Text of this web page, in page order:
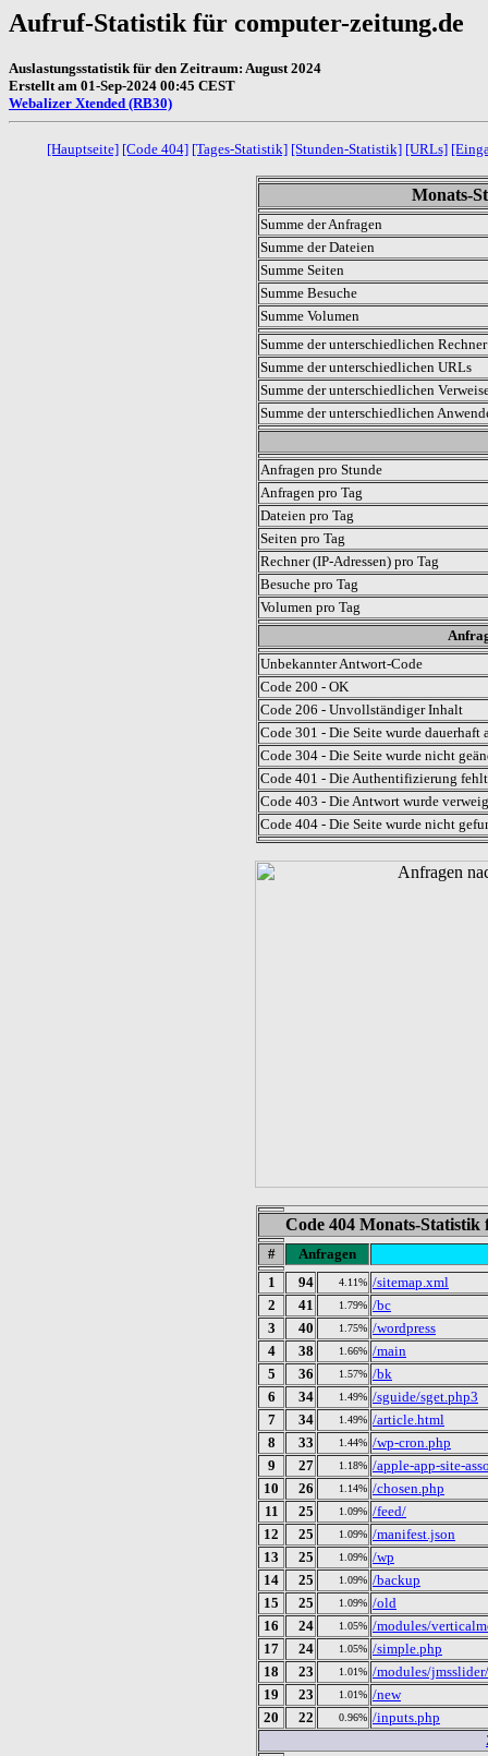
Aufruf-Statistik für computer-zeitung.de
Auslastungsstatistik für den Zeitraum: August 2024
Erstellt am 01-Sep-2024 00:45 CEST
Webalizer Xtended (RB30)
[Hauptseite] [Code 404] [Tages-Statistik] [Stunden-Statistik] [URLs]
Monats-
Summe der Anfragen
Summe der Dateien
Summe Seiten
Summe Besuche
Summe Volumen
Summe der unterschiedlichen
Summe der unterschiedlichen URLs
Summe der unterschiedlichen
Summe der unterschiedlichen
Anfragen pro Stunde
Anfragen pro Tag
Dateien pro Tag
Seiten pro Tag
Rechner (IP-Adressen) pro Tag
Besuche pro Tag
Volumen pro Tag
Unbekannter Antwort-Code
Code 200 - OK
Code 206 - Unvollständiger Inhalt
Code 301 - Die Seite wurde dauerhaft
Code 304 - Die Seite wurde nicht
Code 401 - Die Authentifizierung
Code 403 - Die Antwort wurde
Code 404 - Die Seite wurde nicht
Code 404 Monats-
#
Anfragen
1
94 4.11% /sitemap.xml
2
41 1.79% /bc
3
40 1.75% /wordpress
4
38 1.66% /main
5
36 1.57% /bk
6
34 1.49% /sguide/sget.php3
7
34 1.49% /article.html
8
33 1.44% /wp-cron.php
9
27 1.18% /apple-app-site-
10
26 1.14% /chosen.php
11
25 1.09% /feed/
12
25 1.09% /manifest.json
13
25 1.09% /wp
14
25 1.09% /backup
15
25 1.09% /old
16
24 1.05% /modules/
17
24 1.05% /simple.php
18
23 1.01% /modules/
19
23 1.01% /new
20
22 0.96% /inputs.php